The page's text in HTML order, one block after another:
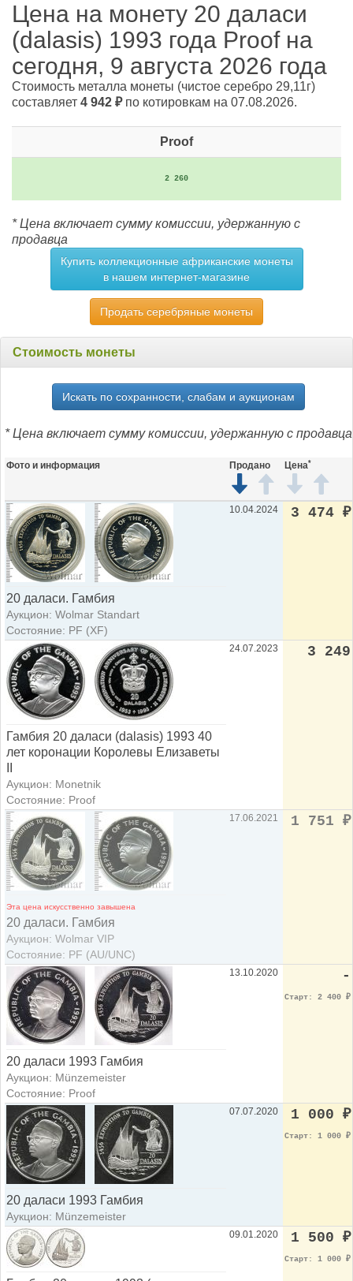
Цена на монету 20 даласи
(dalasis) 1993 года Proof на
сегодня, 9 августа 2026 года
Стоимость металла монеты (чистое серебро 29,11г)
составляет 4 942 ₽по котировкам на 07.08.2026.
Proof
2 260
* Цена включает сумму комиссии, удержанную с
продавца
Купить коллекционные африканские монеты
в нашем интернет-магазине
Продать серебряные монеты
Стоимость монеты
Искать по сохранности, слабам и аукционам
* Цена включает сумму комиссии, удержанную с продавца
Фото и информация Продано Цена*
20 даласи. Гамбия
Аукцион: Wolmar Standart
Состояние: PF (XF)
10.04.2024 3 474 ₽
Гамбия 20 даласи (dalasis) 1993 40
лет коронации Королевы Елизаветы
Аукцион: Monetnik
Состояние: Proof
24.07.2023 3 249
Эта цена искусственно завышена
20 даласи. Гамбия
Аукцион: Wolmar VIP
Состояние: PF (AU/UNC)
17.06.2021 1 751 ₽
20 даласи 1993 Гамбия
Аукцион: Münzemeister
Состояние: Proof
13.10.2020 -
Старт: 2 400 ₽
20 даласи 1993 Гамбия
Аукцион: Münzemeister
07.07.2020 1 000 ₽
Старт: 1 000 ₽
09.01.2020 1 500 ₽
Старт: 1 000 ₽